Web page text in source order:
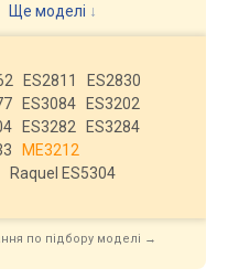
Ще моделі ↓
ES2811
ES2830
ES3084
ES3202
ES3282
ES3284
ME3212
Raquel ES5304
по підбору моделі →